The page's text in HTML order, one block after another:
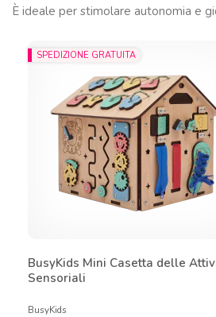
È ideale per stimolare autonomia e
SPEDIZIONE GRATUITA
BusyKids Mini Casetta delle
Sensoriali
BusyKids